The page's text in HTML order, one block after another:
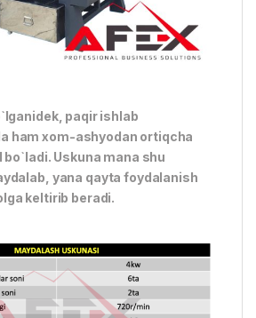
paqir ishlab
ham xom-ashyodan ortiqcha
Uskuna mana shu
yana qayta foydalanish
keltirib beradi.